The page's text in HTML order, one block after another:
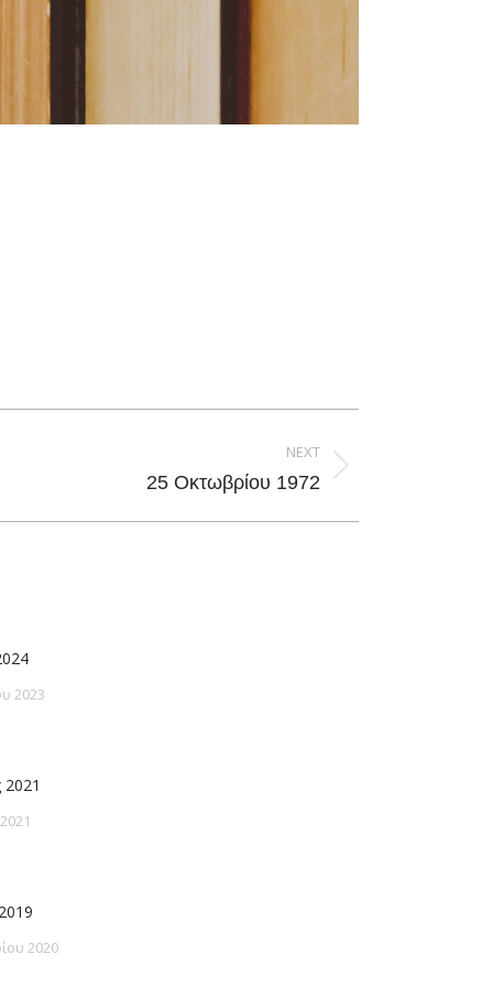
NEXT
25 Οκτωβρίου 1972
2023
2021
2020